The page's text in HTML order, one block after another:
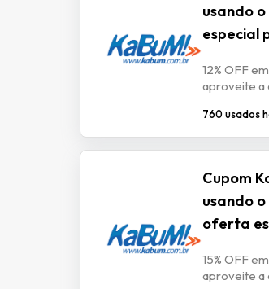
usando
especial
12% OFF
aproveite a
760 usados
Cupom
usando o
oferta
15% OFF
aproveite a